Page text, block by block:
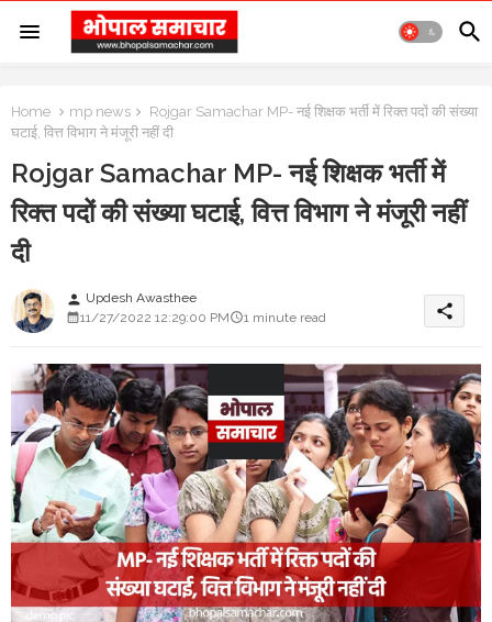
Home mp news
Rojgar Samachar MP- नई शिक्षक भर्ती में रिक्त पदों की संख्या
घटाई, वित्त विभाग ने मंजूरी नहीं दी
Rojgar Samachar MP- नई शिक्षक भर्ती में
रिक्त पदों की संख्या घटाई, वित्त विभाग ने मंजूरी नहीं
दी
person Updesh Awasthee
11/27/2022 12:29:00 PM
1 minute read share